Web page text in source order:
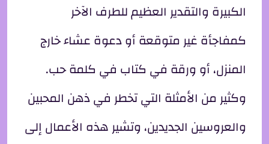
الكبيرة والتقدير العظيم للطرف الآخر
كمفاجأة غير متوقعة أو دعوة عشاء خارج
المنزل، أو ورقة في كتاب في كلمة حب.
وكثير من الأمثلة التي تخطر في ذهن المحبين
والعروسين الجديدين، وتشير هذه الأعمال إلى